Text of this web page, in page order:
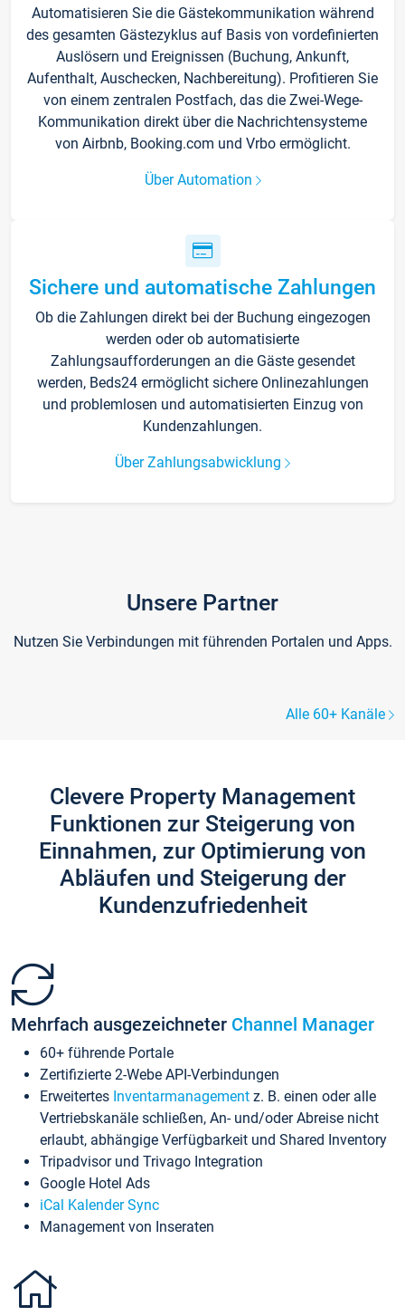
Automatisieren Sie die Gästekommunikation während
des gesamten Gästezyklus auf Basis von vordefinierten
Auslösern und Ereignissen (Buchung, Ankunft,
Aufenthalt, Auschecken, Nachbereitung). Profitieren Sie
von einem zentralen Postfach, das die Zwei-Wege-
Kommunikation direkt über die Nachrichtensysteme
von Airbnb, Booking.com und Vrbo ermöglicht.
Über Automation
Sichere und automatische Zahlungen
Ob die Zahlungen direkt bei der Buchung eingezogen
werden oder ob automatisierte
Zahlungsaufforderungen an die Gäste gesendet
werden, Beds24 ermöglicht sichere Onlinezahlungen
und problemlosen und automatisierten Einzug von
Kundenzahlungen.
Über Zahlungsabwicklung
Unsere Partner
Nutzen Sie Verbindungen mit führenden Portalen und Apps.
Alle 60+ Kanäle
Clevere Property Management
Funktionen zur Steigerung von
Einnahmen, zur Optimierung von
Abläufen und Steigerung der
Kundenzufriedenheit
Mehrfach ausgezeichneter Channel Manager
60+ führende Portale
Zertifizierte 2-Webe API-Verbindungen
Erweitertes Inventarmanagement z. B. einen oder alle
Vertriebskanäle schließen, An- und/oder Abreise nicht
erlaubt, abhängige Verfügbarkeit und Shared Inventory
Tripadvisor und Trivago Integration
Google Hotel Ads
iCal Kalender Sync
Management von Inseraten